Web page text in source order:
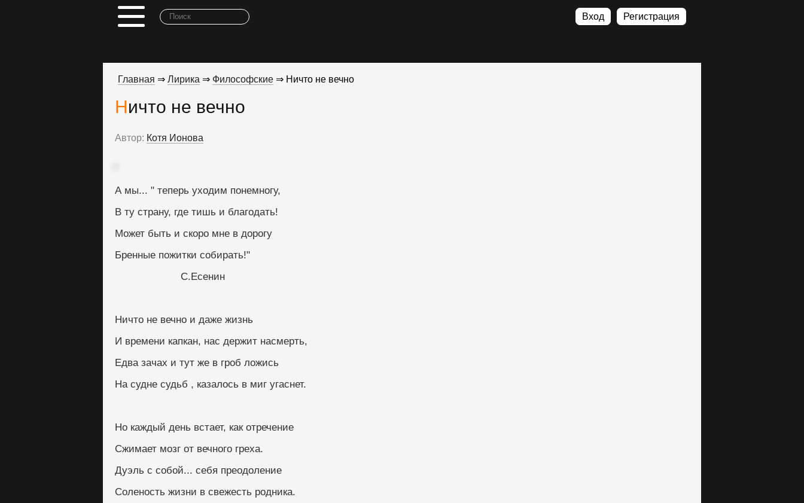
Вход Регистрация
Главная ⇒ Лирика ⇒ Философские ⇒ Ничто не вечно
Ничто не вечно
Автор: Котя Ионова
А мы... " теперь уходим понемногу,
В ту страну, где тишь и благодать!
Может быть и скоро мне в дорогу
Бренные пожитки собирать!"
                      C.Есенин
Ничто не вечно и даже жизнь
И времени капкан, нас держит насмерть,
Едва зачах и тут же в гроб ложись
На судне судьб , казалось в миг угаснет.
Но каждый день встает, как отречение
Сжимает мозг от вечного греха.
Дуэль с собой... себя преодоление
Соленость жизни в свежесть родника.